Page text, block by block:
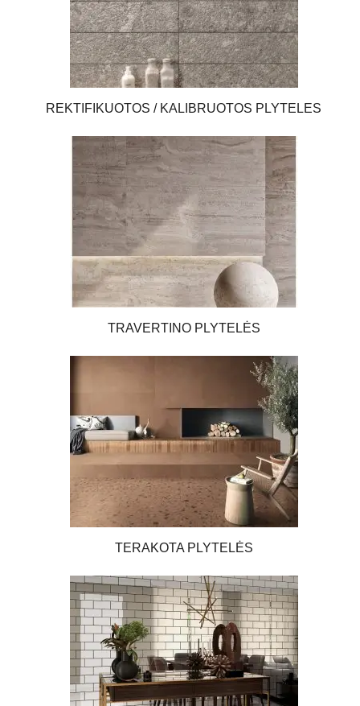
Kiekviena erdvė reikalauja ir skirtingų stilistinių sprendimų –
įvairiapusiškas ir įdomus plytelių dekoras užtikrins, kad ir šiuo
atveju turėsite iš ko pasirinkti.
Jei neapsisprendžiate dėl šių apdailos medžiagų dydžio,
išdėstymo ar turite su techninėmis savybėmis susijusių klausimų,
susisiekite su mumis ir mes mielai į visus Juos atsakysime.
dizainą nebūtinai reikia pasirinkti kuo daugiau skirtingų spalvų
plytelių. Yra daug kolekcijos plytelių, kur gamintojai sukuria
dizainą ne su viena spalva, o su keliomis. Tad drąsiai žaiskite
spalvų tonais. Jie Jums padės sukurti išskirtinį vonios interjerą.
Galite vonios akcentą pasirinkti tamsesnį arba šviesesnį – dėti tiek
ant grindų, tiek ant sienų. Nebijokite derinti plyteles iš kitos
kolekcijos. Šis sprendimas tikrai Jūsų nenuvils – pasirinkus
tinkama ryškų atspalvį. Jūsų svečiai namuose tikrai atkreips
dėmesį ir neabejotinai sulauksite daug pagyrimų.
Tiek vonios plytelės, tiek kitų erdvių plytelės keičiamos labai retai
Daugelis tą daro po dešimties ir daugiau metų. Kaip išsirinkti
plyteles, kurios nepabostų? Šis klausimas tikrai iškyla visiem kas
susiduria su patalpų įsirengimu. Pirmiausias patarimas – spalvas
derinkite prie bendro interjero. Nesivaikykite madų, nes jos
kasmet keičiasi ir jų niekada mes nepavysime ir neišlaikysime
ilgai. Rinkitės pagal tai, kokios spalvos, atspalviai Jums patinka,
Atkreipkite dėmesį į tokius
derinius, kuriuos kaskart
pamatę jausitės maloniai.Išsirinkę neutralius atspalvius –
nesuklysite.Interjerą galėsite papildyti ryškiais spalvųakcentais:
muilinėmis, tualeto šepečiais ir kt., kuriuos galėsite bet
kada pakeisti.
REKTIFIKUOTOS / KALIBRUOTOS PLYTELES
TRAVERTINO PLYTELĖS
TERAKOTA PLYTELĖS